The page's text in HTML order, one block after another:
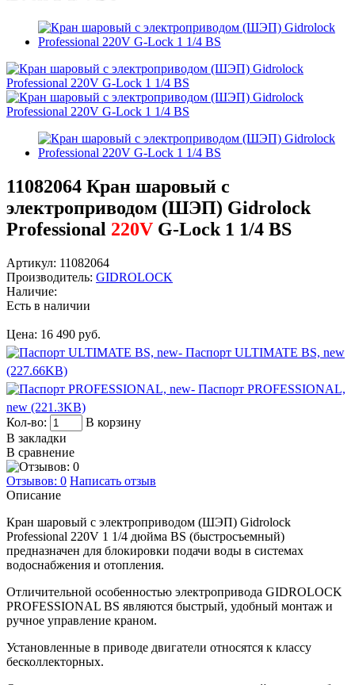
11082064 Кран шаровый с
электроприводом (ШЭП) Gidrolock
Professional 220V G-Lock 1 1/4 BS
Артикул: 11082064
Производитель: GIDROLOCK
Наличие:
Есть в наличии
Цена: 16 490 руб.
- Паспорт ULTIMATE BS, new
(227.66KB)
- Паспорт PROFESSIONAL,
new (221.3KB)
Кол-во:
В корзину
В закладки
В сравнение
Отзывов: 0 Написать отзыв
Описание
Кран шаровый с электроприводом (ШЭП) Gidrolock
Professional 220V 1 1/4 дюйма BS (быстросъемный)
предназначен для блокировки подачи воды в системах
водоснабжения и отопления.
Отличительной особенностью электропривода GIDROLOCK
PROFESSIONAL BS являются быстрый, удобный монтаж и
ручное управление краном.
Установленные в приводе двигатели относятся к классу
бесколлекторных.